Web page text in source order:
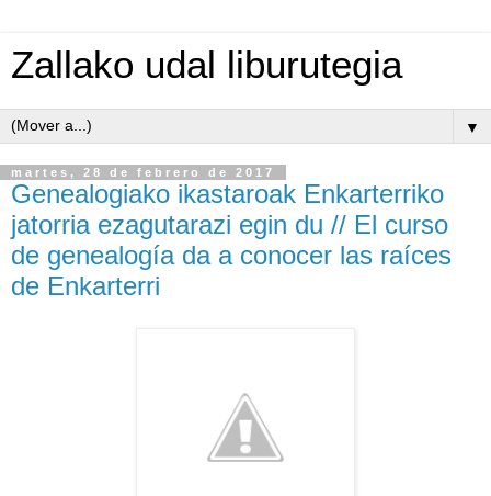
Zallako udal liburutegia
▼
martes, 28 de febrero de 2017
Genealogiako ikastaroak Enkarterriko
jatorria ezagutarazi egin du // El curso
de genealogía da a conocer las raíces
de Enkarterri